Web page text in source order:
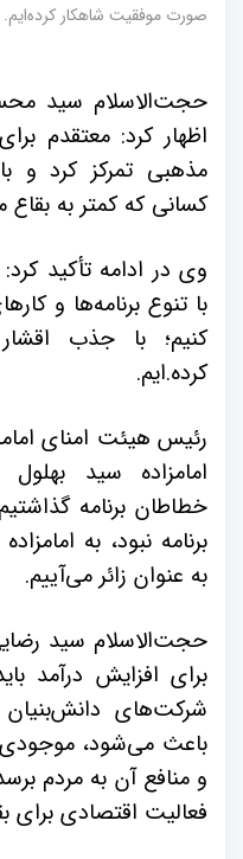
صورت موفقیت شاهکار کرده‌ایم.
حجت‌الاسلام سید
اظهار کرد: معتقدم
مذهبی تمرکز کرد و
کسانی که کمتر به بقاع
وی در ادامه تأکید
با تنوع برنامه‌ها و
کنیم؛ با جذب
کرده.ایم.
رئیس هیئت امنای
امامزاده سید
خطاطان برنامه
برنامه نبود، به
به عنوان زائر می‌آییم.
حجت‌الاسلام سید
برای افزایش درآمد
شرکت‌های
باعث می‌شود،
و منافع آن به مردم
فعالیت اقتصادی